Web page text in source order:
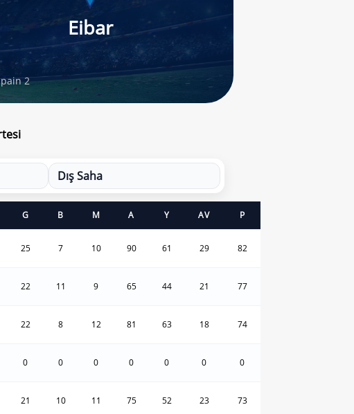
Eibar
2
Dış Saha
G B M A Y AV P
25 7 10 90 61 29 82
22 11 9 65 44 21 77
22 8 12 81 63 18 74
0 0 0 0 0 0 0
21 10 11 75 52 23 73